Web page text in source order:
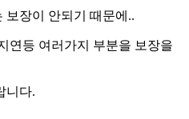
보장이 안되기 때문에..
연등 여러가지 부분을 보장을
니다.